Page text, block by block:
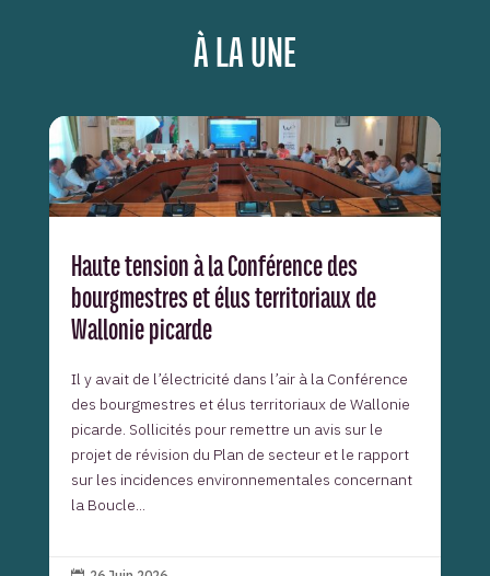
À LA UNE
Haute tension à la Conférence des
bourgmestres et élus territoriaux de
Wallonie picarde
Il y avait de l’électricité dans l’air à la Conférence
des bourgmestres et élus territoriaux de Wallonie
picarde. Sollicités pour remettre un avis sur le
projet de révision du Plan de secteur et le rapport
sur les incidences environnementales concernant
la Boucle...